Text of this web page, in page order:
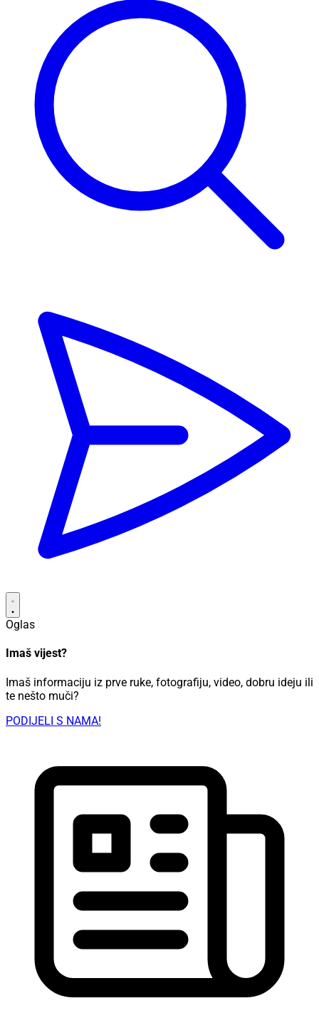
Oglas
Imaš vijest?
Imaš informaciju iz prve ruke, fotografiju, video, dobru ideju ili
te nešto muči?
PODIJELI S NAMA!